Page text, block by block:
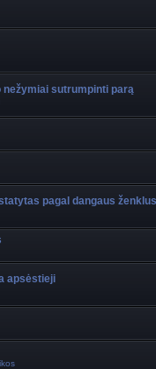
nežymiai sutrumpinti parą
pagal dangaus ženklus
apsėstieji